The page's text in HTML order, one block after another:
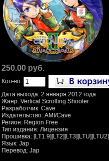
250.00 руб.
Кол-во:
Дата выхода: 2 января 2012 года
Жанр: Vertical Scrolling Shooter
Разработчик: Cave
Издательство: AMI/Cave
Регион: Region Free
Тип издания: Лицензия
Прошивка: [LT1.9][LT2][LT3][LTU][LTU2]
Язык: Jap
Перевод: Jap